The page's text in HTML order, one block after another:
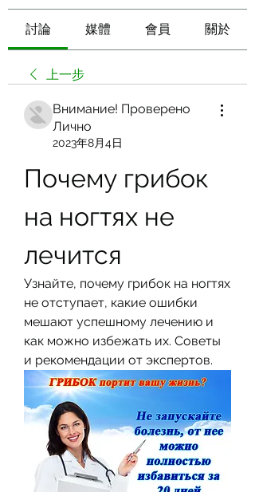
討論 媒體 會員 關於
上一步
Внимание! Проверено
Лично
2023年8月4日
Почему грибок
на ногтях не
лечится
Узнайте, почему грибок на ногтях
не отступает, какие ошибки
мешают успешному лечению и
как можно избежать их. Советы
и рекомендации от экспертов.